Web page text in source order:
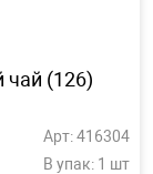
(126)
Арт: 416304
В упак: 1 шт